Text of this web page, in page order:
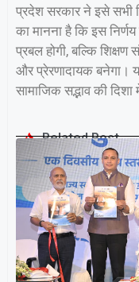
प्रदेश सरकार ने इसे सभी
का मानना है कि इस
प्रबल होगी, बल्कि
और प्रेरणादायक बनेगा।
सामाजिक सद्भाव की
Related Post